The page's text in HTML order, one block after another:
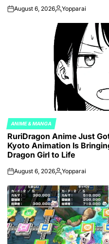
onAugust 6, 2026Posted
Yopparai
POSTED
IN
ANIME & MANGA
RuriDragon Anime Just
Kyoto Animation Is
Dragon Girl to Life
onAugust 6, 2026Posted
Yopparai